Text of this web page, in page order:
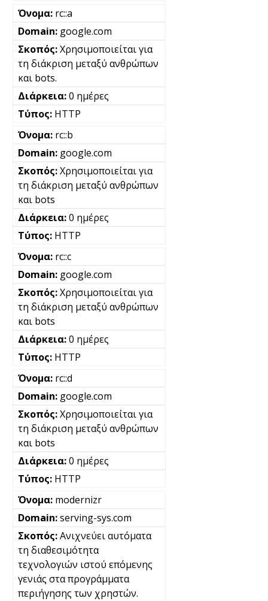
rc::a
google.com
Χρησιμοποιείται για
τη διάκριση μεταξύ ανθρώπων
και bots.
0 ημέρες
HTTP
rc::b
google.com
Χρησιμοποιείται για
τη διάκριση μεταξύ ανθρώπων
και bots
0 ημέρες
HTTP
rc::c
google.com
Χρησιμοποιείται για
τη διάκριση μεταξύ ανθρώπων
και bots
0 ημέρες
HTTP
rc::d
google.com
Χρησιμοποιείται για
τη διάκριση μεταξύ ανθρώπων
και bots
0 ημέρες
HTTP
modernizr
serving-sys.com
Ανιχνεύει αυτόματα
τη διαθεσιμότητα
τεχνολογιών ιστού επόμενης
γενιάς στα προγράμματα
περιήγησης των χρηστών.